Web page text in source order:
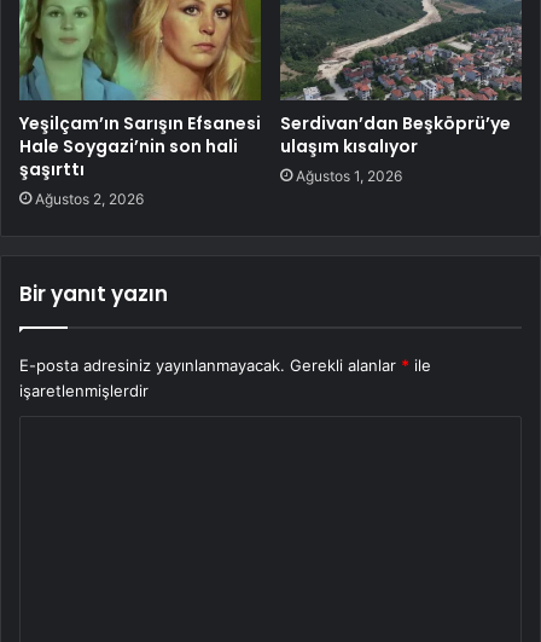
Yeşilçam’ın Sarışın Efsanesi
Hale Soygazi’nin son hali
şaşırttı
Ağustos 2, 2026
Serdivan’dan Beşköprü’ye
ulaşım kısalıyor
Ağustos 1, 2026
Bir yanıt yazın
E-posta adresiniz yayınlanmayacak. Gerekli alanlar * ile
işaretlenmişlerdir